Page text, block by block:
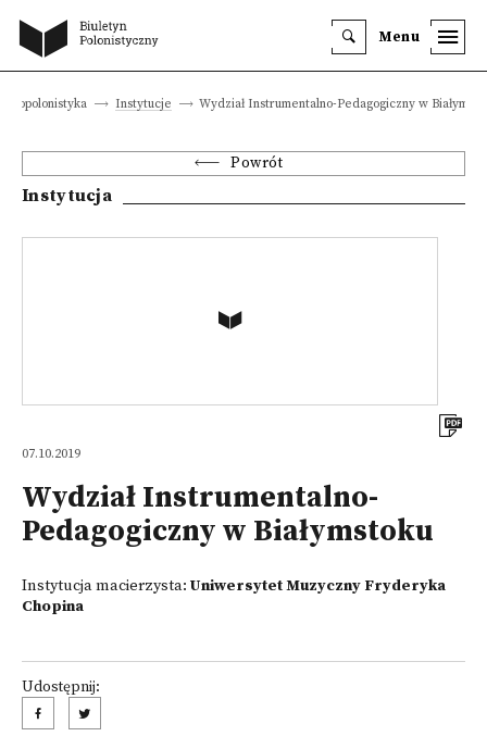
Menu
Geopolonistyka Instytucje Wydział Instrumentalno-Pedagogiczny w
Powrót
Instytucja
07.10.2019
Wydział Instrumentalno-
Pedagogiczny w Białymstoku
Instytucja macierzysta: Uniwersytet Muzyczny Fryderyka
Chopina
Udostępnij: